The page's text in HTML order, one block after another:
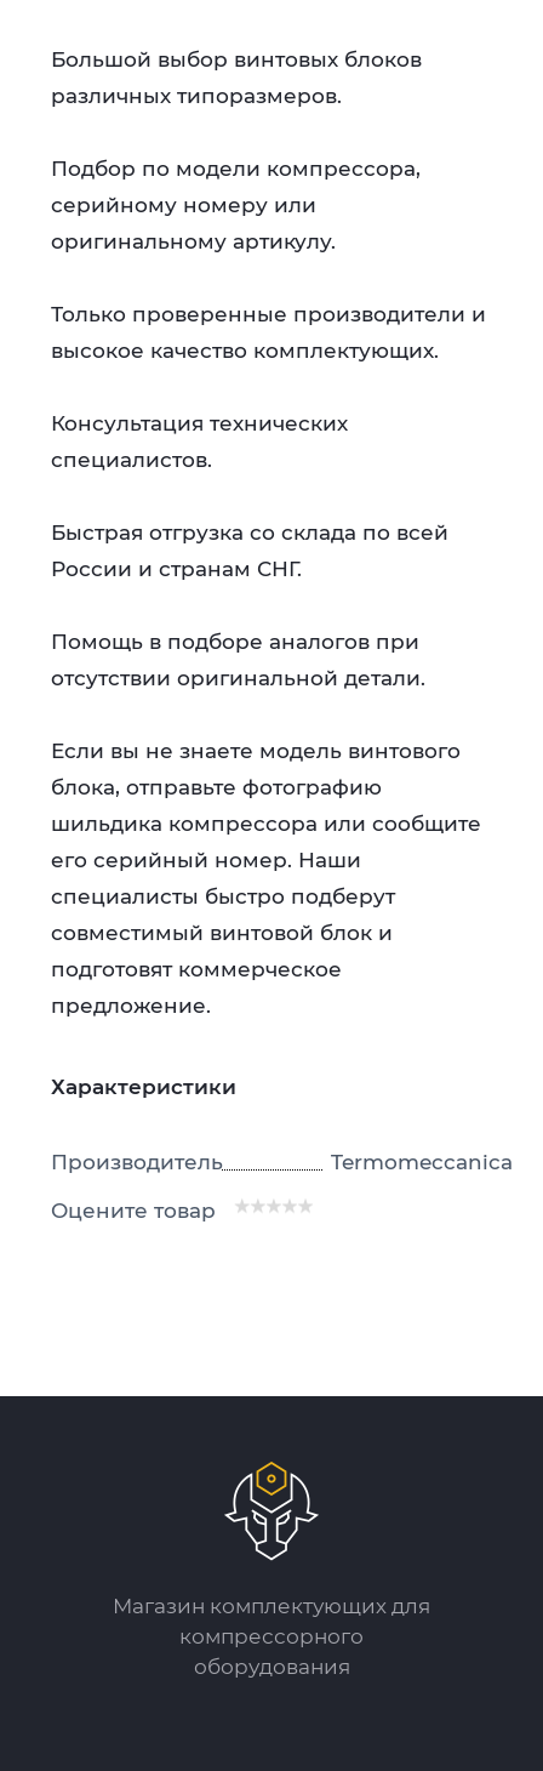
Большой выбор винтовых блоков
различных типоразмеров.
Подбор по модели компрессора,
серийному номеру или
оригинальному артикулу.
Только проверенные производители и
высокое качество комплектующих.
Консультация технических
специалистов.
Быстрая отгрузка со склада по всей
России и странам СНГ.
Помощь в подборе аналогов при
отсутствии оригинальной детали.
Если вы не знаете модель винтового
блока, отправьте фотографию
шильдика компрессора или сообщите
его серийный номер. Наши
специалисты быстро подберут
совместимый винтовой блок и
подготовят коммерческое
предложение.
Характеристики
Производитель
Termomeccanica
Оцените товар
Магазин комплектующих для
компрессорного
оборудования